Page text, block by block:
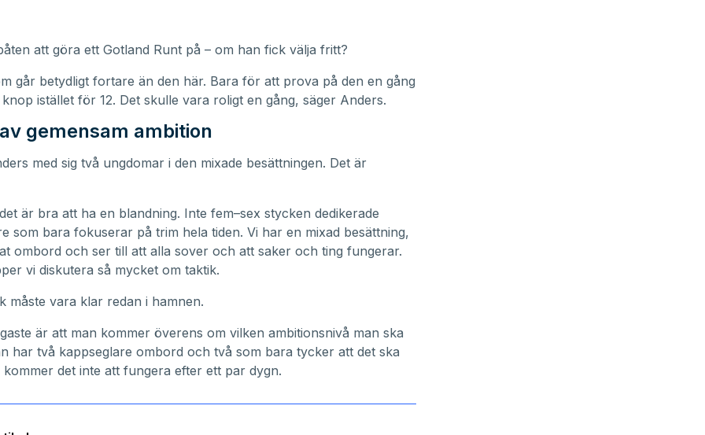
att göra ett Gotland Runt på – om han fick välja fritt?
går betydligt fortare än den här. Bara för att prova på den en gång
knop istället för 12. Det skulle vara roligt en gång, säger Anders.
gemensam ambition
med sig två ungdomar i den mixade besättningen. Det är
är bra att ha en blandning. Inte fem–sex stycken dedikerade
som bara fokuserar på trim hela tiden. Vi har en mixad besättning,
ombord och ser till att alla sover och att saker och ting fungerar.
vi diskutera så mycket om taktik.
måste vara klar redan i hamnen.
är att man kommer överens om vilken ambitionsnivå man ska
har två kappseglare ombord och två som bara tycker att det ska
kommer det inte att fungera efter ett par dygn.